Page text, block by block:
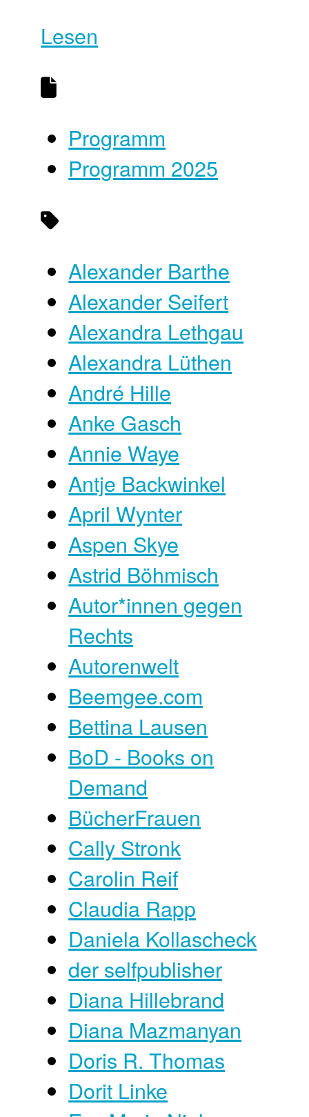
Lesen
Programm
Programm 2025
Alexander Barthe
Alexander Seifert
Alexandra Lethgau
Alexandra Lüthen
André Hille
Anke Gasch
Annie Waye
Antje Backwinkel
April Wynter
Aspen Skye
Astrid Böhmisch
Autor*innen gegen
Rechts
Autorenwelt
Beemgee.com
Bettina Lausen
BoD - Books on
Demand
BücherFrauen
Cally Stronk
Carolin Reif
Claudia Rapp
Daniela Kollascheck
der selfpublisher
Diana Hillebrand
Diana Mazmanyan
Doris R. Thomas
Dorit Linke